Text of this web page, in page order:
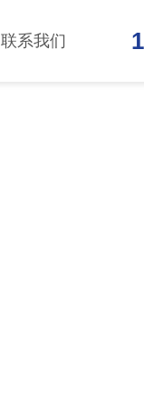
联系我们